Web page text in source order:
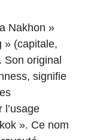
Nakhon »
» (capitale,
Son original
signifie
». Ce nom